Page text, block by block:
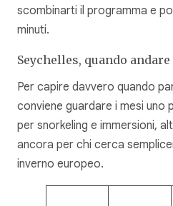
scombinarti il programma e
minuti.
Seychelles, quando
Per capire davvero quando
conviene guardare i mesi uno
per snorkeling e immersioni,
ancora per chi cerca
inverno europeo.